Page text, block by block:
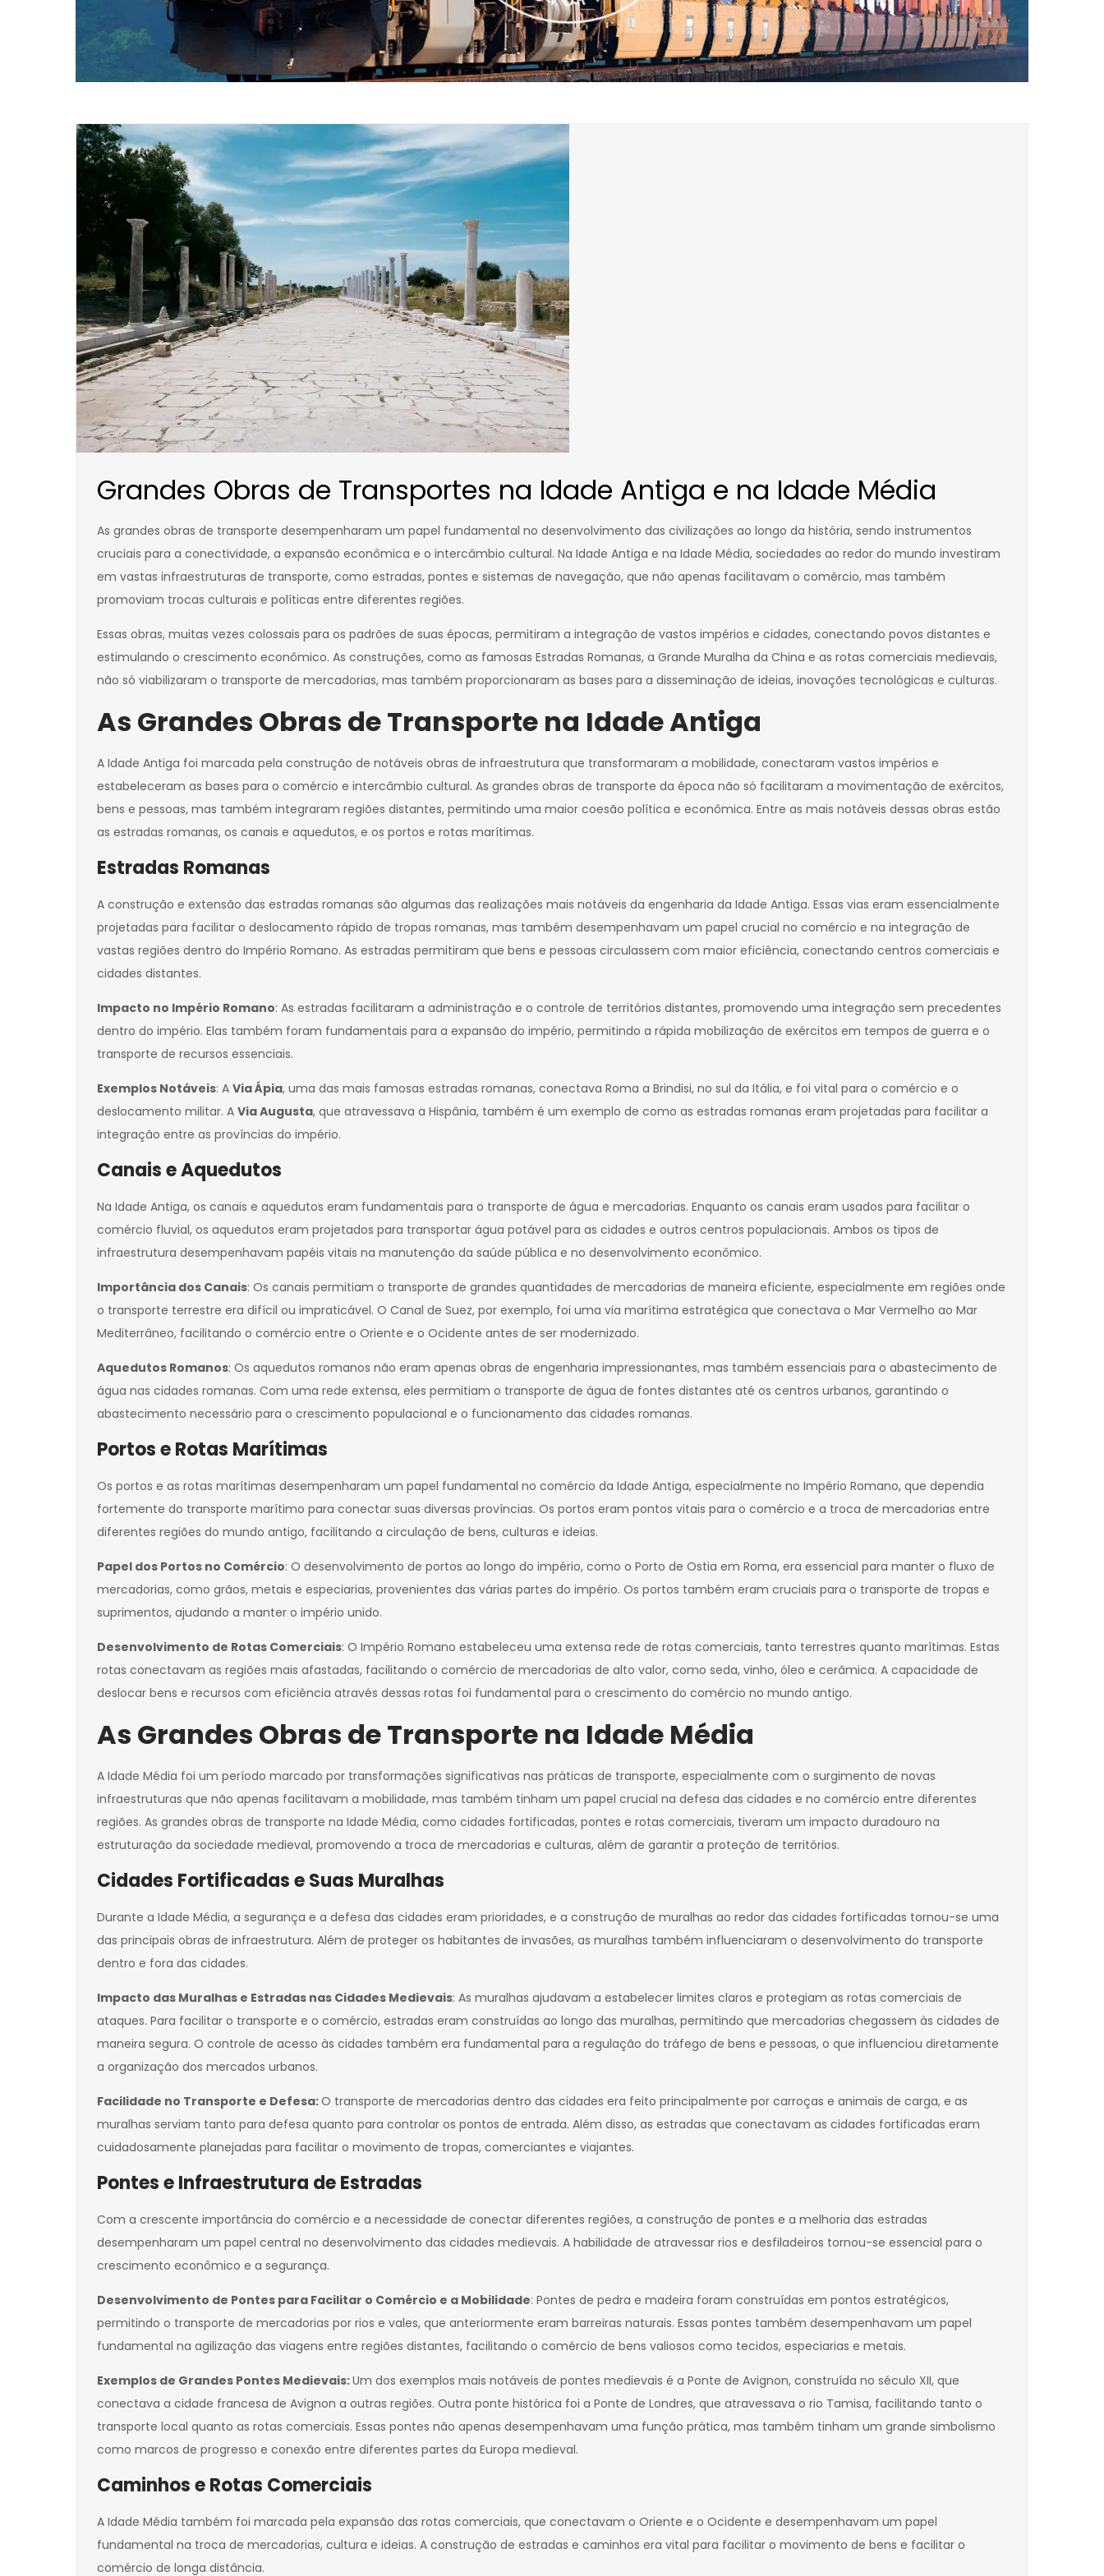
Grandes Obras de Transportes na Idade Antiga e na Idade Média
As grandes obras de transporte desempenharam um papel fundamental no desenvolvimento das civilizações ao longo da história, sendo instrumentos
cruciais para a conectividade, a expansão econômica e o intercâmbio cultural. Na Idade Antiga e na Idade Média, sociedades ao redor do mundo investiram
em vastas infraestruturas de transporte, como estradas, pontes e sistemas de navegação, que não apenas facilitavam o comércio, mas também
promoviam trocas culturais e políticas entre diferentes regiões.
Essas obras, muitas vezes colossais para os padrões de suas épocas, permitiram a integração de vastos impérios e cidades, conectando povos distantes e
estimulando o crescimento econômico. As construções, como as famosas Estradas Romanas, a Grande Muralha da China e as rotas comerciais medievais,
não só viabilizaram o transporte de mercadorias, mas também proporcionaram as bases para a disseminação de ideias, inovações tecnológicas e culturas.
As Grandes Obras de Transporte na Idade Antiga
A Idade Antiga foi marcada pela construção de notáveis obras de infraestrutura que transformaram a mobilidade, conectaram vastos impérios e
estabeleceram as bases para o comércio e intercâmbio cultural. As grandes obras de transporte da época não só facilitaram a movimentação de exércitos,
bens e pessoas, mas também integraram regiões distantes, permitindo uma maior coesão política e econômica. Entre as mais notáveis dessas obras estão
as estradas romanas, os canais e aquedutos, e os portos e rotas marítimas.
Estradas Romanas
A construção e extensão das estradas romanas são algumas das realizações mais notáveis da engenharia da Idade Antiga. Essas vias eram essencialmente
projetadas para facilitar o deslocamento rápido de tropas romanas, mas também desempenhavam um papel crucial no comércio e na integração de
vastas regiões dentro do Império Romano. As estradas permitiram que bens e pessoas circulassem com maior eficiência, conectando centros comerciais e
cidades distantes.
Impacto no Império Romano: As estradas facilitaram a administração e o controle de territórios distantes, promovendo uma integração sem precedentes
dentro do império. Elas também foram fundamentais para a expansão do império, permitindo a rápida mobilização de exércitos em tempos de guerra e o
transporte de recursos essenciais.
Exemplos Notáveis: A Via Ápia, uma das mais famosas estradas romanas, conectava Roma a Brindisi, no sul da Itália, e foi vital para o comércio e o
deslocamento militar. A Via Augusta, que atravessava a Hispânia, também é um exemplo de como as estradas romanas eram projetadas para facilitar a
integração entre as províncias do império.
Canais e Aquedutos
Na Idade Antiga, os canais e aquedutos eram fundamentais para o transporte de água e mercadorias. Enquanto os canais eram usados para facilitar o
comércio fluvial, os aquedutos eram projetados para transportar água potável para as cidades e outros centros populacionais. Ambos os tipos de
infraestrutura desempenhavam papéis vitais na manutenção da saúde pública e no desenvolvimento econômico.
Importância dos Canais: Os canais permitiam o transporte de grandes quantidades de mercadorias de maneira eficiente, especialmente em regiões onde
o transporte terrestre era difícil ou impraticável. O Canal de Suez, por exemplo, foi uma via marítima estratégica que conectava o Mar Vermelho ao Mar
Mediterrâneo, facilitando o comércio entre o Oriente e o Ocidente antes de ser modernizado.
Aquedutos Romanos: Os aquedutos romanos não eram apenas obras de engenharia impressionantes, mas também essenciais para o abastecimento de
água nas cidades romanas. Com uma rede extensa, eles permitiam o transporte de água de fontes distantes até os centros urbanos, garantindo o
abastecimento necessário para o crescimento populacional e o funcionamento das cidades romanas.
Portos e Rotas Marítimas
Os portos e as rotas marítimas desempenharam um papel fundamental no comércio da Idade Antiga, especialmente no Império Romano, que dependia
fortemente do transporte marítimo para conectar suas diversas províncias. Os portos eram pontos vitais para o comércio e a troca de mercadorias entre
diferentes regiões do mundo antigo, facilitando a circulação de bens, culturas e ideias.
Papel dos Portos no Comércio: O desenvolvimento de portos ao longo do império, como o Porto de Ostia em Roma, era essencial para manter o fluxo de
mercadorias, como grãos, metais e especiarias, provenientes das várias partes do império. Os portos também eram cruciais para o transporte de tropas e
suprimentos, ajudando a manter o império unido.
Desenvolvimento de Rotas Comerciais: O Império Romano estabeleceu uma extensa rede de rotas comerciais, tanto terrestres quanto marítimas. Estas
rotas conectavam as regiões mais afastadas, facilitando o comércio de mercadorias de alto valor, como seda, vinho, óleo e cerâmica. A capacidade de
deslocar bens e recursos com eficiência através dessas rotas foi fundamental para o crescimento do comércio no mundo antigo.
As Grandes Obras de Transporte na Idade Média
A Idade Média foi um período marcado por transformações significativas nas práticas de transporte, especialmente com o surgimento de novas
infraestruturas que não apenas facilitavam a mobilidade, mas também tinham um papel crucial na defesa das cidades e no comércio entre diferentes
regiões. As grandes obras de transporte na Idade Média, como cidades fortificadas, pontes e rotas comerciais, tiveram um impacto duradouro na
estruturação da sociedade medieval, promovendo a troca de mercadorias e culturas, além de garantir a proteção de territórios.
Cidades Fortificadas e Suas Muralhas
Durante a Idade Média, a segurança e a defesa das cidades eram prioridades, e a construção de muralhas ao redor das cidades fortificadas tornou-se uma
das principais obras de infraestrutura. Além de proteger os habitantes de invasões, as muralhas também influenciaram o desenvolvimento do transporte
dentro e fora das cidades.
Impacto das Muralhas e Estradas nas Cidades Medievais: As muralhas ajudavam a estabelecer limites claros e protegiam as rotas comerciais de
ataques. Para facilitar o transporte e o comércio, estradas eram construídas ao longo das muralhas, permitindo que mercadorias chegassem às cidades de
maneira segura. O controle de acesso às cidades também era fundamental para a regulação do tráfego de bens e pessoas, o que influenciou diretamente
a organização dos mercados urbanos.
Facilidade no Transporte e Defesa:O transporte de mercadorias dentro das cidades era feito principalmente por carroças e animais de carga, e as
muralhas serviam tanto para defesa quanto para controlar os pontos de entrada. Além disso, as estradas que conectavam as cidades fortificadas eram
cuidadosamente planejadas para facilitar o movimento de tropas, comerciantes e viajantes.
Pontes e Infraestrutura de Estradas
Com a crescente importância do comércio e a necessidade de conectar diferentes regiões, a construção de pontes e a melhoria das estradas
desempenharam um papel central no desenvolvimento das cidades medievais. A habilidade de atravessar rios e desfiladeiros tornou-se essencial para o
crescimento econômico e a segurança.
Desenvolvimento de Pontes para Facilitar o Comércio e a Mobilidade: Pontes de pedra e madeira foram construídas em pontos estratégicos,
permitindo o transporte de mercadorias por rios e vales, que anteriormente eram barreiras naturais. Essas pontes também desempenhavam um papel
fundamental na agilização das viagens entre regiões distantes, facilitando o comércio de bens valiosos como tecidos, especiarias e metais.
Exemplos de Grandes Pontes Medievais:Um dos exemplos mais notáveis de pontes medievais é a Ponte de Avignon, construída no século XII, que
conectava a cidade francesa de Avignon a outras regiões. Outra ponte histórica foi a Ponte de Londres, que atravessava o rio Tamisa, facilitando tanto o
transporte local quanto as rotas comerciais. Essas pontes não apenas desempenhavam uma função prática, mas também tinham um grande simbolismo
como marcos de progresso e conexão entre diferentes partes da Europa medieval.
Caminhos e Rotas Comerciais
A Idade Média também foi marcada pela expansão das rotas comerciais, que conectavam o Oriente e o Ocidente e desempenhavam um papel
fundamental na troca de mercadorias, cultura e ideias. A construção de estradas e caminhos era vital para facilitar o movimento de bens e facilitar o
comércio de longa distância.